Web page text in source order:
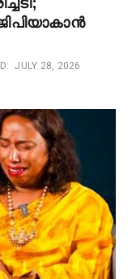
JULY 28, 2026